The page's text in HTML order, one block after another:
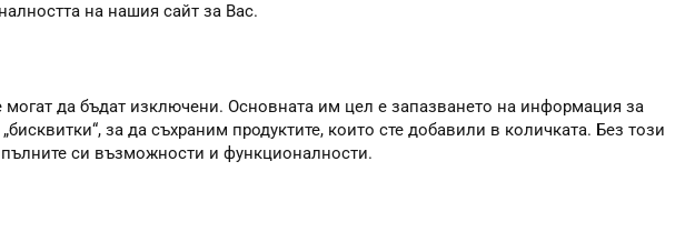
на нашия сайт за Вас.
да бъдат изключени. Основната им цел е запазването на информация за
за да съхраним продуктите, които сте добавили в количката. Без този
си възможности и функционалности.